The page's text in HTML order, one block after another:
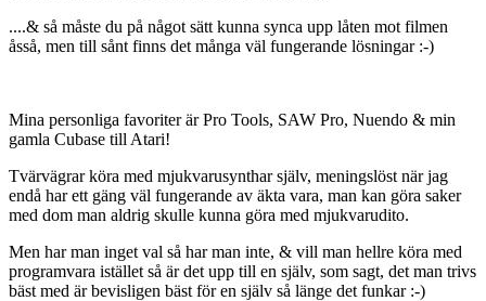
....& så måste du på något sätt kunna synca upp låten mot filmen
åsså, men till sånt finns det många väl fungerande lösningar :-)
Mina personliga favoriter är Pro Tools, SAW Pro, Nuendo & min
gamla Cubase till Atari!
Tvärvägrar köra med mjukvarusynthar själv, meningslöst när jag
endå har ett gäng väl fungerande av äkta vara, man kan göra saker
med dom man aldrig skulle kunna göra med mjukvarudito.
Men har man inget val så har man inte, & vill man hellre köra med
programvara istället så är det upp till en själv, som sagt, det man trivs
bäst med är bevisligen bäst för en själv så länge det funkar :-)